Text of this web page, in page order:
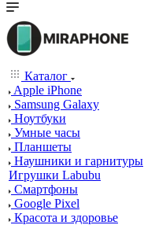
Каталог
Apple iPhone
Samsung Galaxy
Ноутбуки
Умные часы
Планшеты
Наушники и гарнитуры
Игрушки Labubu
Смартфоны
Google Pixel
Красота и здоровье